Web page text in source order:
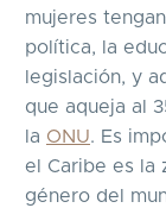
mujeres
política, la
legislación, y
que aqueja al
la ONU. Es
el Caribe es la
género del